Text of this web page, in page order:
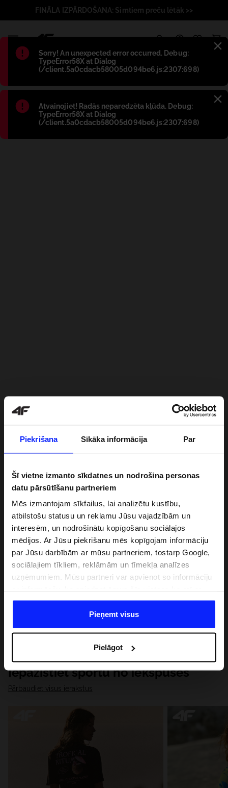
Piekrišana Sīkāka informācija Par
Šī vietne izmanto sīkdatnes un nodrošina personas
datu pārsūtīšanu partneriem
Mēs izmantojam sīkfailus, lai analizētu kustību,
atbilstošu statusu un reklamu Jūsu vajadzībām un
interesēm, un nodrošinātu kopīgošanu sociālajos
mēdijos. Ar Jūsu piekrišanu mēs kopīgojam informāciju
par Jūsu darbībām ar mūsu partneriem, tostarp Google,
sociālajiem tīkliem, reklāmām un tīmekļa analīzes
uzņēmumiem. Mūsu partneri var apvienot so informāciju
datiem, ko viņi iegūst, izmantojot viņu pakalpojumus. Ar
Jūsu atļauju, mēs varam pārsūtīt Jūsu personas datus
saviem partneriem, lai uzlabotu veidu, kadā tiek rādīta
saturu un uzlabotu mūsu partneru piedāvātos risinajumus
( piem. socialos tīklus). Detalizētu informāciju var atrast
mūsu Privātuma politikā un sadaļā "Detaļas".
Pieņemt visus
Pielāgot
Błąd:
Sorry! An unexpected error occurred. Debug:
TypeError58X at Dialog
(/client.5a0cdacb58005d094be6.js:2307:698)
Błąd:
Atvainojiet! Radās neparedzēta kļūda. Debug:
TypeError58X at Dialog
(/client.5a0cdacb58005d094be6.js:2307:698)
FINĀLA IZPĀRDOŠANA: Simtiem preču lētāk >>
Iepazīstiet sportu no iekšpuses
Pārbaudiet visus ierakstus